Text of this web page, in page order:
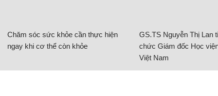
Chăm sóc sức khỏe cần thực hiện
ngay khi cơ thể còn khỏe
GS.TS Nguyễn Thị Lan
chức Giám đốc Học
Việt Nam